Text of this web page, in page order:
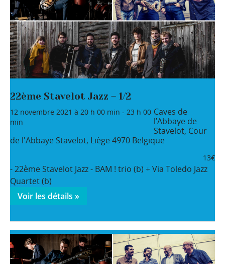
22ème Stavelot Jazz – 1/2
12 novembre 2021 à 20 h 00 min - 23 h 00
min
Caves de
l’Abbaye de
Stavelot, Cour
de l'Abbaye Stavelot, Liège4970 Belgique
13€
- 22ème Stavelot Jazz - BAM ! trio (b) + Via Toledo Jazz
Quartet (b)
Voir les détails »